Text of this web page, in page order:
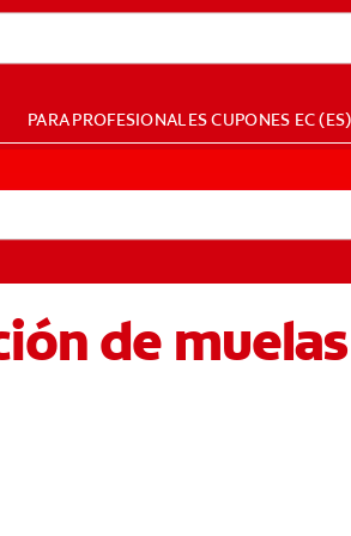
PARA PROFESIONALESCUPONES EC (ES)
de